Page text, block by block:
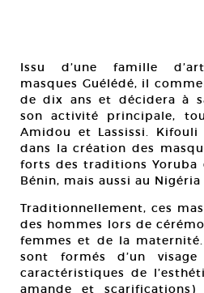
Issu d’une famille
masques Guélédé, il
de dix ans et décidera à
son activité principale,
Amidou et Lassissi. Kifouli
dans la création des
forts des traditions Yoruba
Bénin, mais aussi au Nigéria
Traditionnellement, ces
des hommes lors de
femmes et de la
sont formés d’un
caractéristiques de
amande et scarifications)